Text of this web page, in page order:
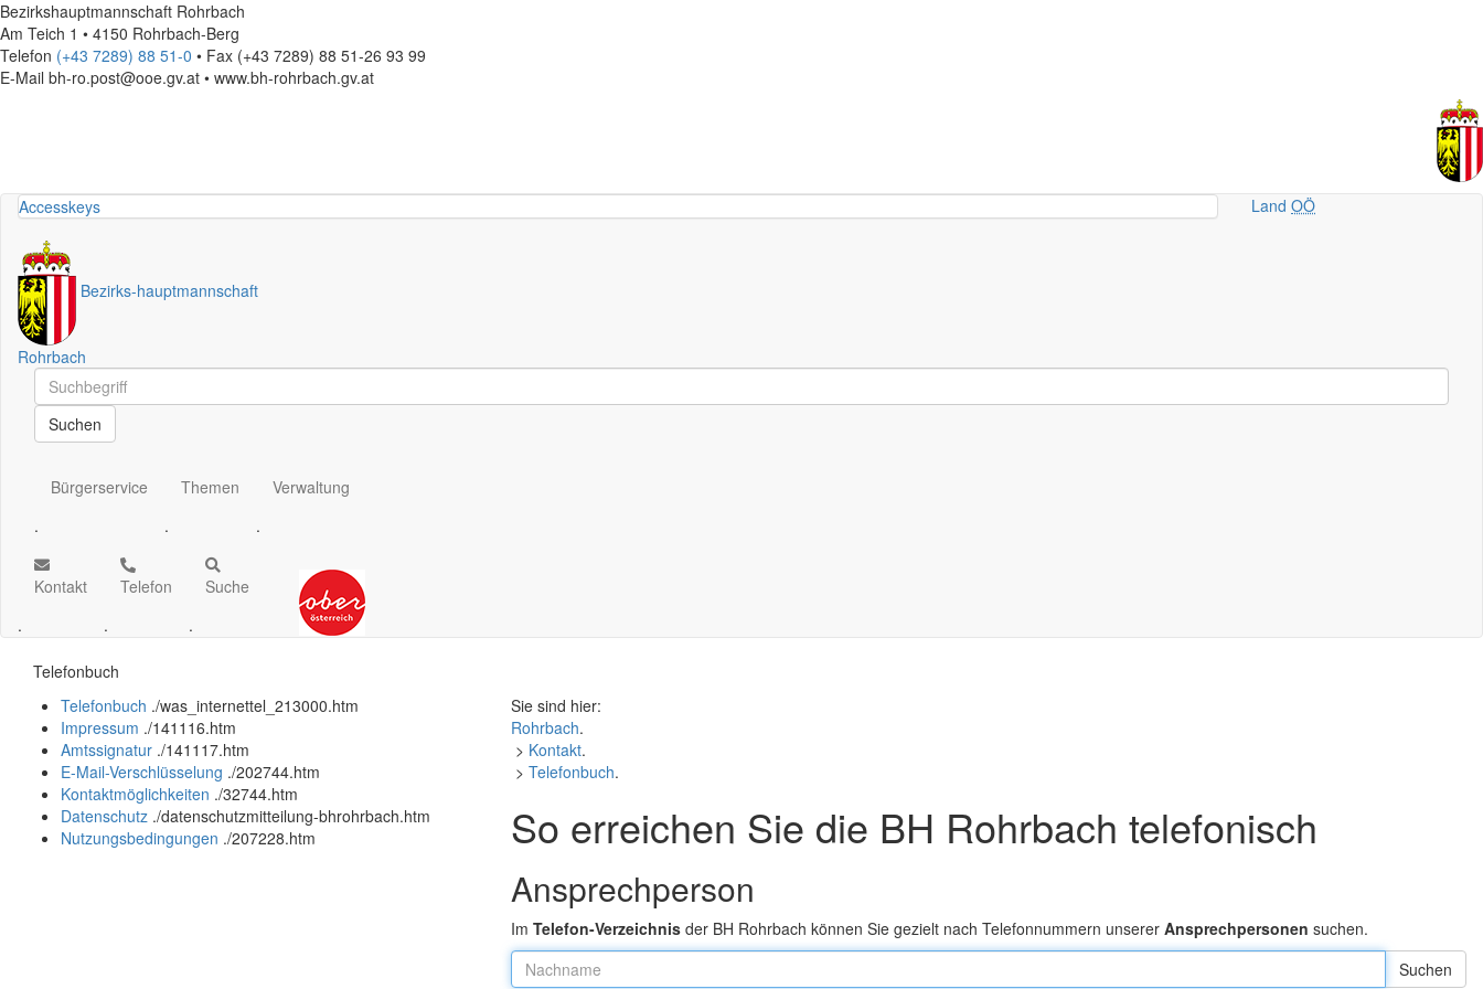
Bezirkshauptmannschaft Rohrbach
Am Teich 1 • 4150 Rohrbach-Berg
Telefon (+43 7289) 88 51-0 • Fax (+43 7289) 88 51-26 93 99
E-Mail bh-ro.post@ooe.gv.at • www.bh-rohrbach.gv.at
Accesskeys LandOÖ
Bezirks-hauptmannschaft
Rohrbach
Schnellsuche
Schnellsuche
Suchen
Bürgerservice
.
Themen
.
Verwaltung
.
Kontakt
.
Telefon
.
Suche
.
Telefonbuch
Telefonbuch ./was_internettel_213000.htm
Impressum ./141116.htm
Amtssignatur ./141117.htm
E-Mail-Verschlüsselung ./202744.htm
Kontaktmöglichkeiten ./32744.htm
Datenschutz ./datenschutzmitteilung-bhrohrbach.htm
Nutzungsbedingungen ./207228.htm
Sie sind hier:
Rohrbach.
> Kontakt.
> Telefonbuch.
So erreichen Sie die BH Rohrbach telefonisch
Ansprechperson
Im Telefon-Verzeichnis der BH Rohrbach können Sie gezielt nach Telefonnummern unserer Ansprechpersonen suchen.
Nachname: